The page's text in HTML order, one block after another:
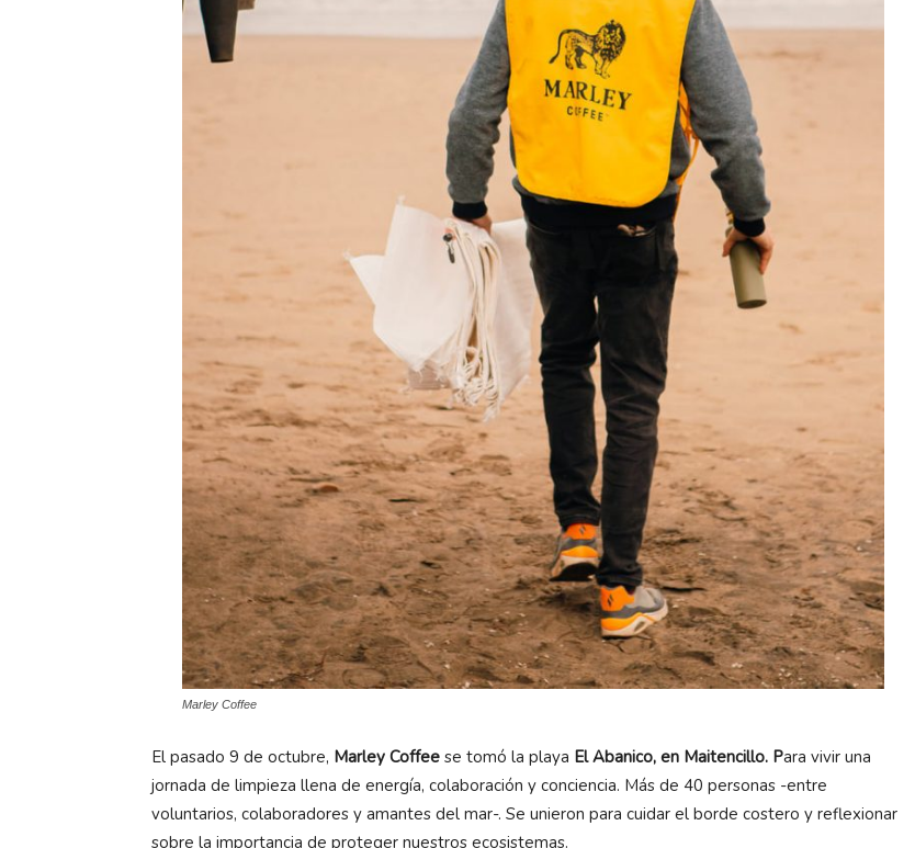
Marley Coffee
El pasado 9 de octubre, Marley Coffee se tomó la playa El Abanico, en Maitencillo. Para vivir una
jornada de limpieza llena de energía, colaboración y conciencia. Más de 40 personas -entre
voluntarios, colaboradores y amantes del mar-. Se unieron para cuidar el borde costero y reflexionar
sobre la importancia de proteger nuestros ecosistemas.